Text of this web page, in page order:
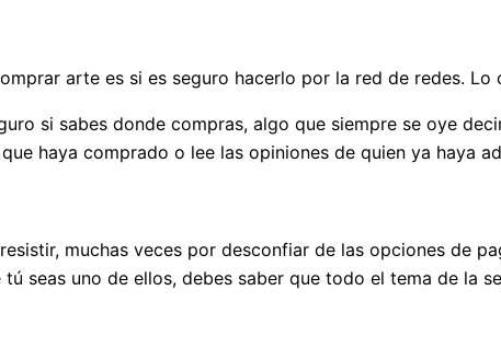
arte es si es seguro hacerlo por la red de redes. Lo
si sabes donde compras, algo que siempre se oye
haya comprado o lee las opiniones de quien ya haya
muchas veces por desconfiar de las opciones de
seas uno de ellos, debes saber que todo el tema de la